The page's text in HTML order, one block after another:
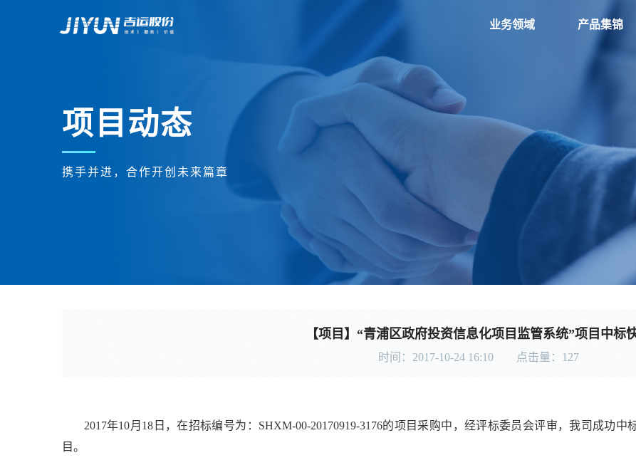
业务领域 产品集锦
项目动态
携手并进，合作开创未来篇章
【项目】“青浦区政府投资信息化项目监管系统”项目中标
时间：2017-10-24 16:10 点击量： 127
2017年10月18日，在招标编号为：SHXM-00-20170919-3176的项目采购中，经评标委员会评审，我司成功中
目。